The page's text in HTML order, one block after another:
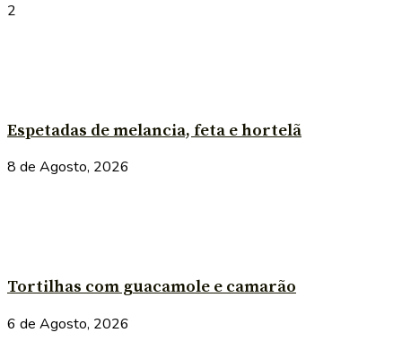
2
Espetadas de melancia, feta e hortelã
8 de Agosto, 2026
Tortilhas com guacamole e camarão
6 de Agosto, 2026